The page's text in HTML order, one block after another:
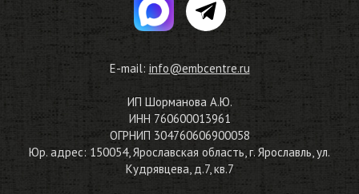
E-mail: info@embcentre.ru
ИП Шорманова А.Ю.
ИНН 760600013961
ОГРНИП 304760606900058
Юр. адрес: 150054, Ярославская область, г. Ярославль, ул.
Кудрявцева, д.7, кв.7